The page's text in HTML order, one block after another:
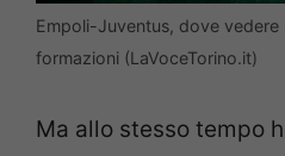
Empoli-Juventus, dove
formazioni (LaVoceTorino.it)
Ma allo stesso tempo